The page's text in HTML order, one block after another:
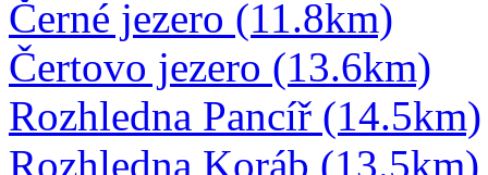
Černé jezero (11.8km)
Čertovo jezero (13.6km)
Rozhledna Pancíř (14.5km)
Rozhledna Koráb (13.5km)